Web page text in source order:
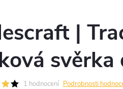
|
1 hodnocení Podrobnosti